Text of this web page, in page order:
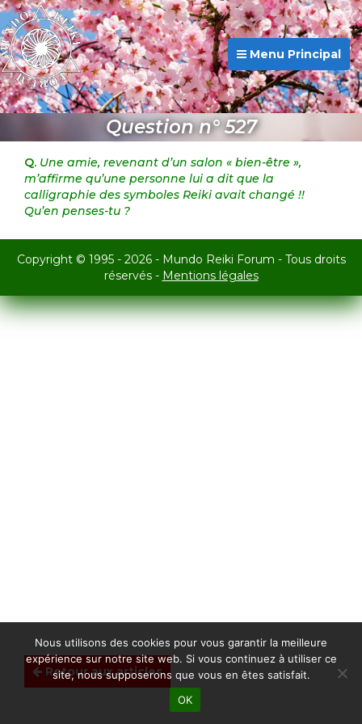
Menu Principal
Question n° 527
Retour aux articles
Q. Une amie, revenant d’un salon « bien-être »,
m’affirme qu’une personne lui a dit que la
calligraphie des symboles Reiki avait changé !!
Qu’en penses-tu ?
Copyright © 1995 - 2026 - Mundo Reiki Forum - Tous droits
réservés - Mentions légales
Nous utilisons des cookies pour vous garantir la meilleure
expérience sur notre site web. Si vous continuez à utiliser ce
site, nous supposerons que vous en êtes satisfait.
OK